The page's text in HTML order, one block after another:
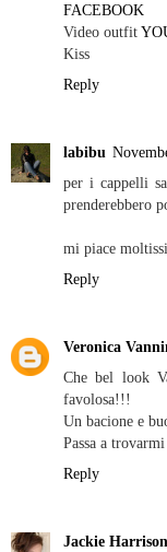
FACEBOOK
Video outfit
Kiss
Reply
labibu
per i cappelli
prenderebbero
mi piace
Reply
Veronica
Che bel look
favolosa!!!
Un bacione e
Passa a trovarmi
Reply
Jackie Harrison